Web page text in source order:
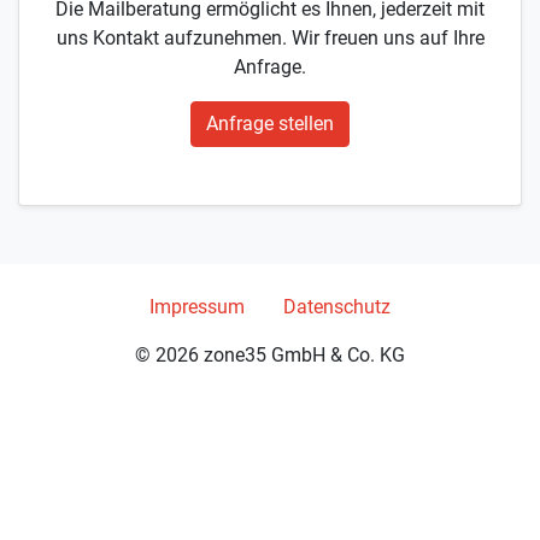
Die Mailberatung ermöglicht es Ihnen, jederzeit mit
uns Kontakt aufzunehmen. Wir freuen uns auf Ihre
Anfrage.
Anfrage stellen
© 2026 zone35 GmbH & Co. KG
Impressum Datenschutz